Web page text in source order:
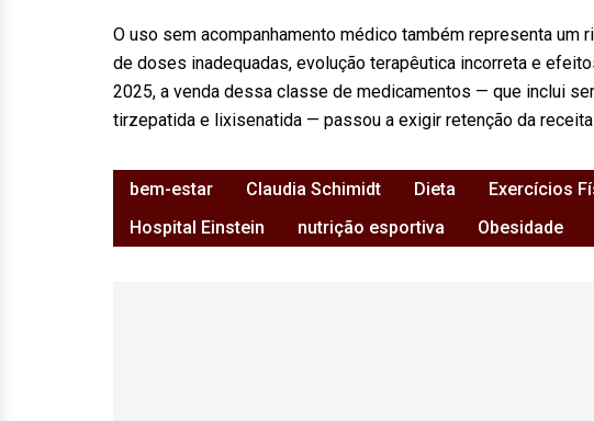
O uso sem acompanhamento médico também representa
de doses inadequadas, evolução terapêutica incorreta e
2025, a venda dessa classe de medicamentos — que inclui
tirzepatida e lixisenatida — passou a exigir retenção da
bem-estar Claudia Schimidt Dieta Exercícios
Hospital Einstein
nutrição esportiva Obesidade